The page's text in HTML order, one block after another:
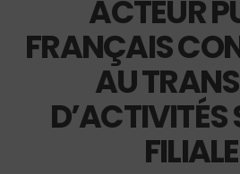
ACTEUR
FRANÇAIS
AU
D’ACTIVITÉS